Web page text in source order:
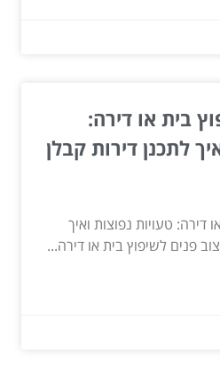
בית או דירה:
לתכנן דירות קבלן
דירה: טעויות נפוצות ואיך
פנים לשיפוץ בית או דירה...